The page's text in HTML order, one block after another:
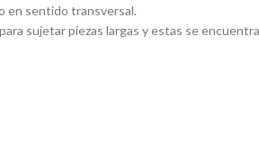
en sentido transversal.
sujetar piezas largas y estas se